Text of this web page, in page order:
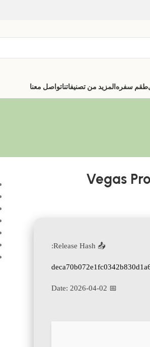
طقم سفره المزيد من تصنيفاتناتواصل معنا
Vegas
📤 Release Hash:
📅 Date:
2026-04-02